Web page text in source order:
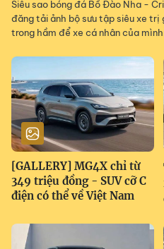
Siêu sao bóng đá Bồ Đào Nha -
đăng tải ảnh bộ sưu tập siêu xe trị
trong hầm để xe cá nhân của
[GALLERY] MG4X chỉ từ
349 triệu đồng - SUV cỡ C
điện có thể về Việt Nam